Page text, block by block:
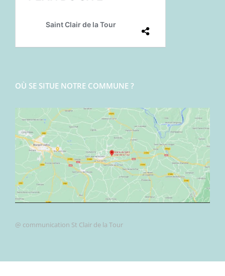
OÙ SE SITUE NOTRE COMMUNE ?
@ communication St Clair de la Tour